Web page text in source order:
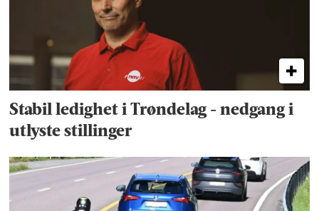
Stabil ledighet i Trøndelag - nedgang i
utlyste stillinger